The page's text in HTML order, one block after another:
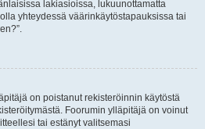
lakiasioissa, lukuunottamatta
yhteydessä väärinkäytöstapauksissa tai
on poistanut rekisteröinnin käytöstä
Foorumin ylläpitäjä on voinut
tai estänyt valitsemasi